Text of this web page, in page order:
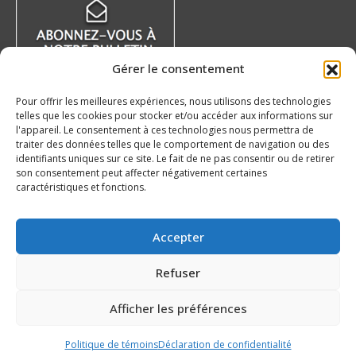
Gérer le consentement
Pour offrir les meilleures expériences, nous utilisons des technologies
telles que les cookies pour stocker et/ou accéder aux informations sur
l'appareil. Le consentement à ces technologies nous permettra de
traiter des données telles que le comportement de navigation ou des
identifiants uniques sur ce site. Le fait de ne pas consentir ou de retirer
son consentement peut affecter négativement certaines
caractéristiques et fonctions.
Accepter
Refuser
Afficher les préférences
Politique de témoinsDéclaration de confidentialité
une
nouvelle
une
nouvelle
dans
une
nouvelle
fenêtre
dans
une
nouvelle
fenêtre
Nouvelles récentes
Nissan Canada devient partenaire officiel de la
LHJMQ
joindre à l’Océanic !
5 août 2026